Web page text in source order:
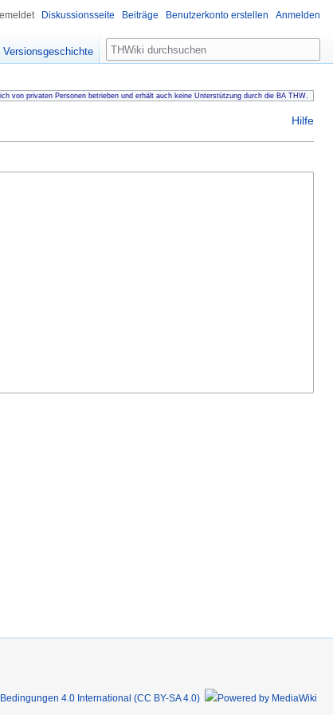
von privaten Personen betrieben und erhält auch keine Unterstützung durch die BA THW.
Hilfe
Diskussionsseite Beiträge Benutzerkonto erstellen Anmelden
Versionsgeschichte Suche